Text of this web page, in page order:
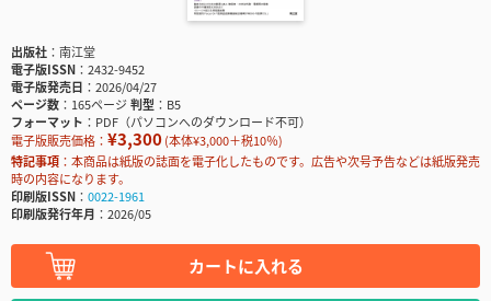
出版社
南江堂
電子版ISSN
2432-9452
電子版発売日
2026/04/27
ページ数
165ページ判型
B5
フォーマット
PDF（パソコンへのダウンロード不可）
電子版販売価格： ¥3,300(本体¥3,000＋税10％)
特記事項
本商品は紙版の誌面を電子化したものです。広告や次号予告などは紙版発売
時の内容になります。
印刷版ISSN
0022-1961
印刷版発行年月
2026/05
カートに入れる